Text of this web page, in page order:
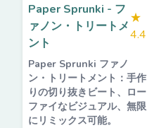
Paper Sprunki - フ
ァノン・トリートメ
ント
★
4.4
Paper Sprunki ファノ
ン・トリートメント：手作
りの切り抜きビート、ロー
ファイなビジュアル、無限
にリミックス可能。